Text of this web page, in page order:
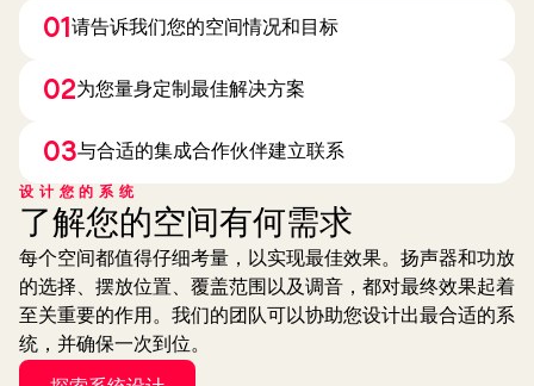
设计您的系统
了解您的空间有何需求
每个空间都值得仔细考量，以实现最佳效果。扬声器和功放
的选择、摆放位置、覆盖范围以及调音，都对最终效果起着
至关重要的作用。我们的团队可以协助您设计出最合适的系
统，并确保一次到位。
01 请告诉我们您的空间情况和目标
02为您量身定制最佳解决方案
03与合适的集成合作伙伴建立联系